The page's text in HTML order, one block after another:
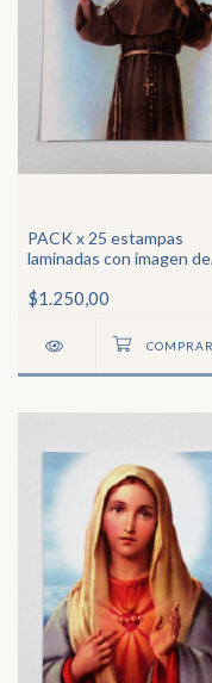
PACK x 25 estampas
laminadas con imagen de
$1.250,00